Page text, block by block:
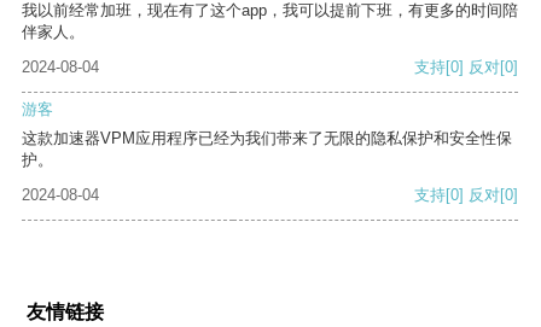
我以前经常加班，现在有了这个app，我可以提前下班，有更多的时间陪
伴家人。
2024-08-04
支持[0] 反对[0]
游客
这款加速器VPM应用程序已经为我们带来了无限的隐私保护和安全性保
护。
2024-08-04
支持[0] 反对[0]
友情链接